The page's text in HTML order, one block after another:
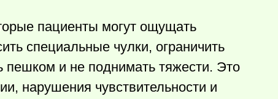
пациенты могут ощущать
специальные чулки, ограничить
и не поднимать тяжести. Это
нарушения чувствительности и